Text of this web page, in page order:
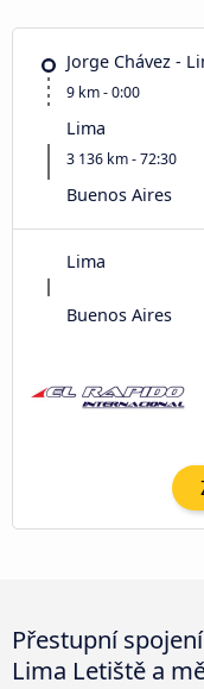
Jorge Chávez -
9 km - 0:00
Lima
3 136 km - 72:30
Buenos Aires
Lima
Buenos Aires
Přestupní
Lima Letiště a